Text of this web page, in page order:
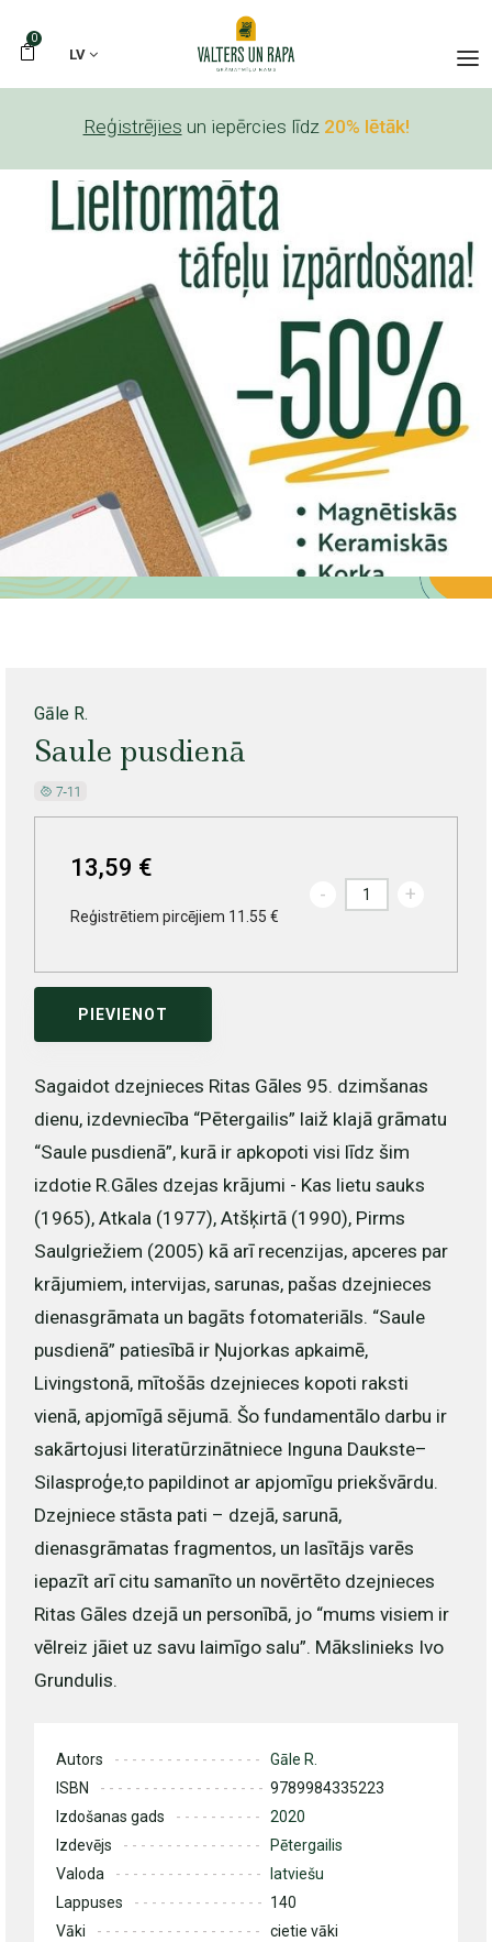
0
LV
Reģistrējies un iepērcies līdz 20% lētāk!
Gāle R.
Saule pusdienā
13,59 €
Reģistrētiem pircējiem 11.55 €
- +
PIEVIENOT
Sagaidot dzejnieces Ritas Gāles 95. dzimšanas
dienu, izdevniecība “Pētergailis” laiž klajā grāmatu
“Saule pusdienā”, kurā ir apkopoti visi līdz šim
izdotie R.Gāles dzejas krājumi - Kas lietu sauks
(1965), Atkala (1977), Atšķirtā (1990), Pirms
Saulgriežiem (2005) kā arī recenzijas, apceres par
krājumiem, intervijas, sarunas, pašas dzejnieces
dienasgrāmata un bagāts fotomateriāls. “Saule
pusdienā” patiesībā ir Ņujorkas apkaimē,
Livingstonā, mītošās dzejnieces kopoti raksti
vienā, apjomīgā sējumā. Šo fundamentālo darbu ir
sakārtojusi literatūrzinātniece Inguna Daukste–
Silasproģe,to papildinot ar apjomīgu priekšvārdu.
Dzejniece stāsta pati – dzejā, sarunā,
dienasgrāmatas fragmentos, un lasītājs varēs
iepazīt arī citu samanīto un novērtēto dzejnieces
Ritas Gāles dzejā un personībā, jo “mums visiem ir
vēlreiz jāiet uz savu laimīgo salu”. Mākslinieks Ivo
Grundulis.
Autors
Gāle R.
ISBN
9789984335223
Izdošanas gads
2020
Izdevējs
Pētergailis
Valoda
latviešu
Lappuses
140
Vāki
cietie vāki